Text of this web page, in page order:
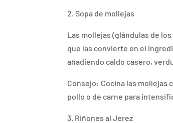
2. Sopa de mollejas
Las mollejas (glándulas de
que las convierte en el
añadiendo caldo casero,
Consejo: Cocina las mollejas
pollo o de carne para
3. Riñones al Jerez